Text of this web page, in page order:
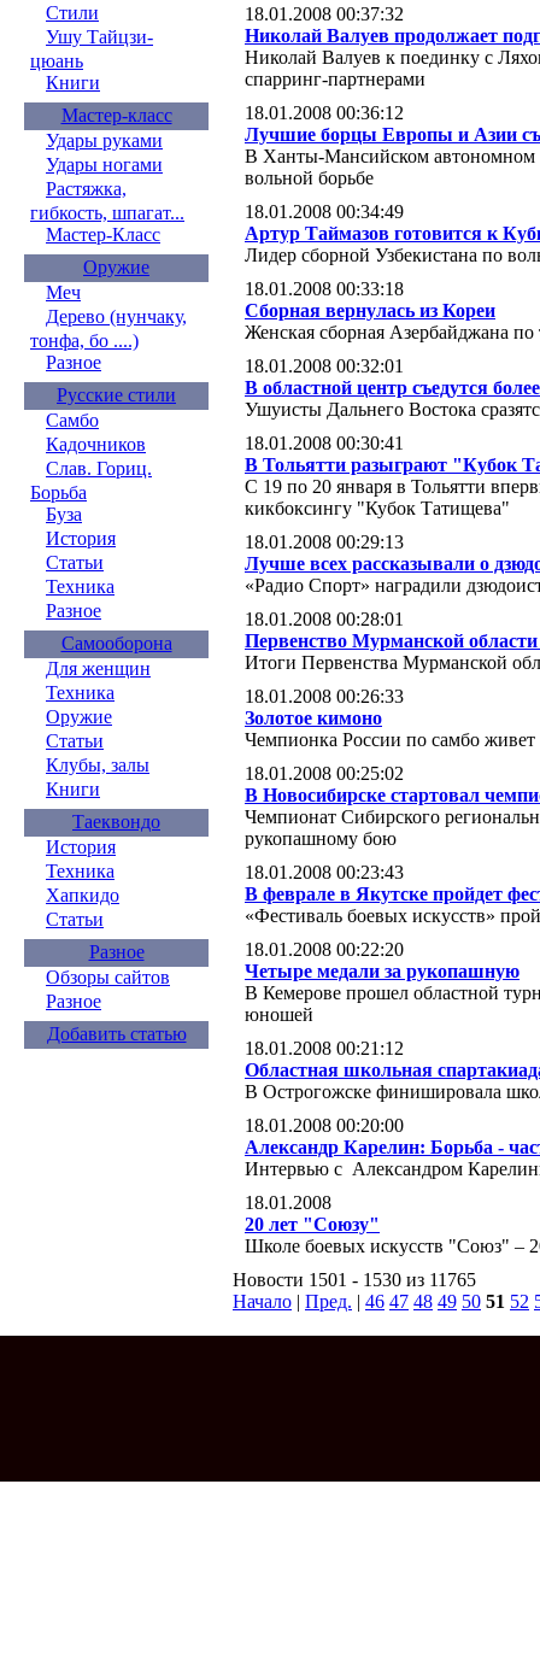
Стили
Ушу Тайцзи-
цюань
Книги
Мастер-класс
Удары руками
Удары ногами
Растяжка,
гибкость, шпагат...
Мастер-Класс
Оружие
Меч
Дерево (нунчаку,
тонфа, бо ....)
Разное
Русские стили
Самбо
Кадочников
Слав. Гориц.
Борьба
Буза
История
Статьи
Техника
Разное
Самооборона
Для женщин
Техника
Оружие
Статьи
Клубы, залы
Книги
Таеквондо
История
Техника
Хапкидо
Статьи
Разное
Обзоры сайтов
Разное
Добавить статью
18.01.2008 00:37:32
Николай Валуев продолжает
Николай Валуев к поединку с
спарринг-партнерами
18.01.2008 00:36:12
Лучшие борцы Европы и Азии
В Ханты-Мансийском автономном
вольной борьбе
18.01.2008 00:34:49
Артур Таймазов готовится к
Лидер сборной Узбекистана по
18.01.2008 00:33:18
Сборная вернулась из Кореи
Женская сборная Азербайджана
18.01.2008 00:32:01
В областной центр съедутся
Ушуисты Дальнего Востока
18.01.2008 00:30:41
В Тольятти разыграют "Кубок
С 19 по 20 января в Тольятти
кикбоксингу "Кубок Татищева"
18.01.2008 00:29:13
Лучше всех рассказывали о
«Радио Спорт» наградили
18.01.2008 00:28:01
Первенство Мурманской области
Итоги Первенства Мурманской
18.01.2008 00:26:33
Золотое кимоно
Чемпионка России по самбо живет
18.01.2008 00:25:02
В Новосибирске стартовал
Чемпионат Сибирского
рукопашному бою
18.01.2008 00:23:43
В феврале в Якутске пройдет
«Фестиваль боевых искусств»
18.01.2008 00:22:20
Четыре медали за рукопашную
В Кемерове прошел областной
юношей
18.01.2008 00:21:12
Областная школьная
В Острогожске финишировала
18.01.2008 00:20:00
Александр Карелин: Борьба -
Интервью с Александром
18.01.2008
20 лет "Союзу"
Школе боевых искусств "Союз" –
Новости 1501 - 1530 из 11765
Начало | Пред. | 46 47 48 49 50 51 52